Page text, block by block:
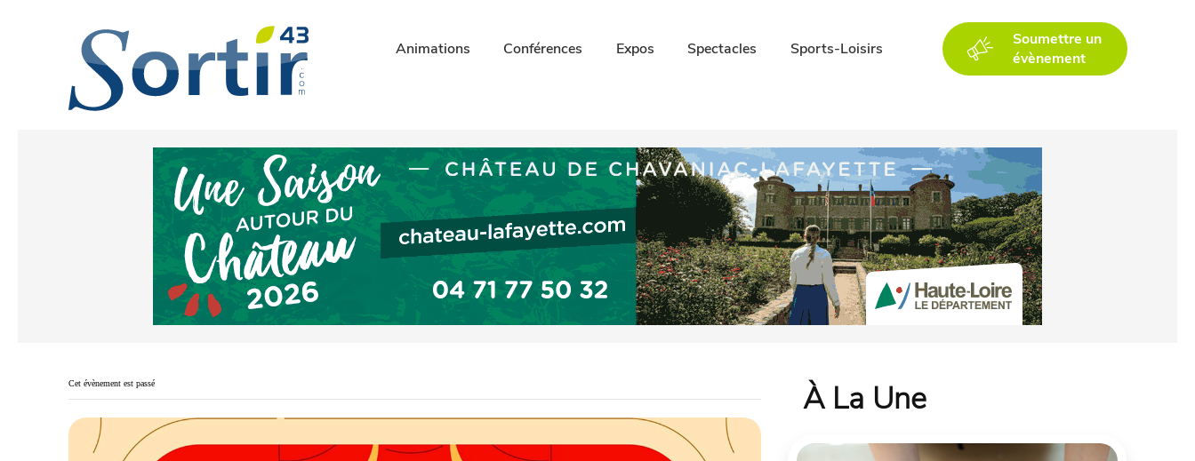
Animations Conférences Expos Spectacles Sports-Loisirs
Soumettre un
évènement
Cet évènement est passé À La Une